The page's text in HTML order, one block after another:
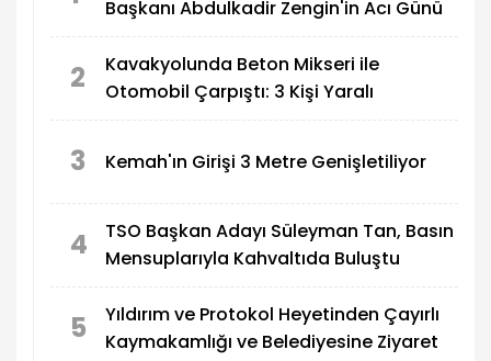
Başkanı Abdulkadir Zengin'in Acı Günü
2
Kavakyolunda Beton Mikseri ile
Otomobil Çarpıştı: 3 Kişi Yaralı
3 Kemah'ın Girişi 3 Metre Genişletiliyor
4
TSO Başkan Adayı Süleyman Tan, Basın
Mensuplarıyla Kahvaltıda Buluştu
5
Yıldırım ve Protokol Heyetinden Çayırlı
Kaymakamlığı ve Belediyesine Ziyaret